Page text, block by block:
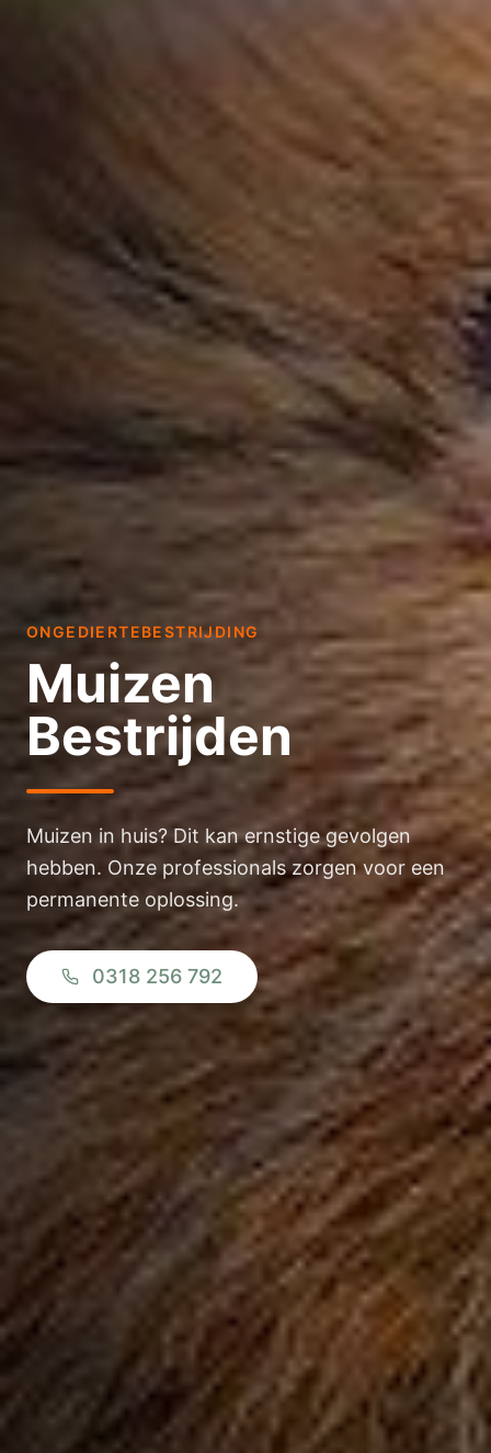
ONGEDIERTEBESTRIJDING
Muizen
Bestrijden
Muizen in huis? Dit kan ernstige gevolgen
hebben. Onze professionals zorgen voor een
permanente oplossing.
0318 256 792